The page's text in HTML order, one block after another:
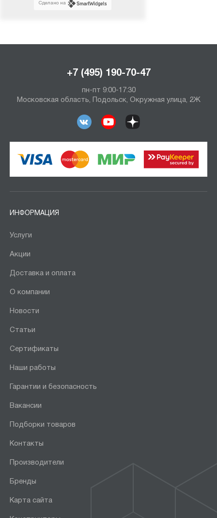
Сделано на
+7 (495) 190-70-47
пн-пт 9:00-17:30
Московская область, Подольск, Окружная улица, 2Ж
ИНФОРМАЦИЯ
Услуги
Акции
Доставка и оплата
О компании
Новости
Статьи
Сертификаты
Наши работы
Гарантии и безопасность
Вакансии
Подборки товаров
Контакты
Производители
Бренды
Карта сайта